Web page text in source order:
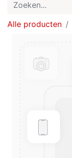
Alle producten